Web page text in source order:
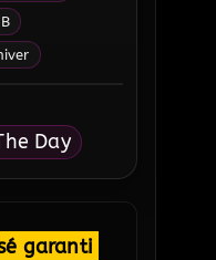
Day
garanti